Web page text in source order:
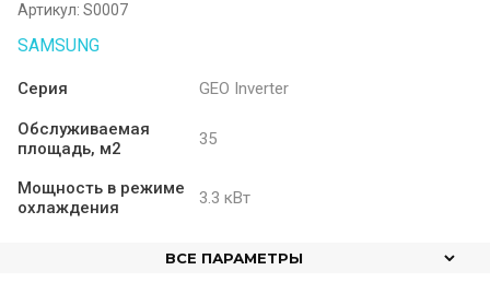
Артикул: S0007
SAMSUNG
Серия GEO Inverter
Обслуживаемая
площадь, м2
35
Мощность в режиме
охлаждения
3.3 кВт
ВСЕ ПАРАМЕТРЫ